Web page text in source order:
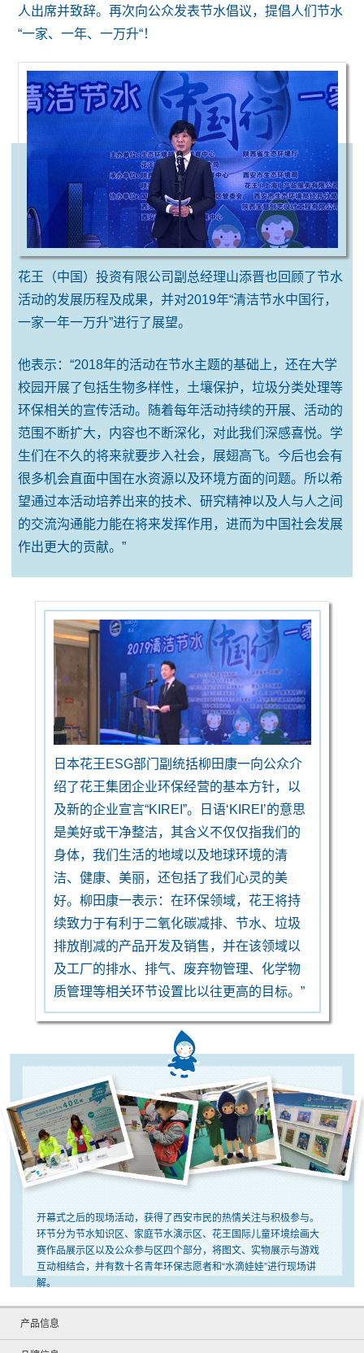
人出席并致辞。再次向公众发表节水倡议，提倡人们节水
“一家、一年、一万升“！
花王（中国）投资有限公司副总经理山添晋也回顾了节水
活动的发展历程及成果，并对2019年“清洁节水中国行，
一家一年一万升”进行了展望。
他表示：“2018年的活动在节水主题的基础上，还在大学
校园开展了包括生物多样性，土壤保护，垃圾分类处理等
环保相关的宣传活动。随着每年活动持续的开展、活动的
范围不断扩大，内容也不断深化，对此我们深感喜悦。学
生们在不久的将来就要步入社会，展翅高飞。今后也会有
很多机会直面中国在水资源以及环境方面的问题。所以希
望通过本活动培养出来的技术、研究精神以及人与人之间
的交流沟通能力能在将来发挥作用，进而为中国社会发展
作出更大的贡献。”
日本花王ESG部门副统括柳田康一向公众介
绍了花王集团企业环保经营的基本方针，以
及新的企业宣言“KIREI”。日语‘KIREI’的意思
是美好或干净整洁，其含义不仅仅指我们的
身体，我们生活的地域以及地球环境的清
洁、健康、美丽，还包括了我们心灵的美
好。柳田康一表示：在环保领域，花王将持
续致力于有利于二氧化碳减排、节水、垃圾
排放削减的产品开发及销售，并在该领域以
及工厂的排水、排气、废弃物管理、化学物
质管理等相关环节设置比以往更高的目标。”
开幕式之后的现场活动，获得了西安市民的热情关注与积极参与。
环节分为节水知识区、家庭节水演示区、花王国际儿童环境绘画大
赛作品展示区以及公众参与区四个部分，将图文、实物展示与游戏
互动相结合，并有数十名青年环保志愿者和“水滴娃娃”进行现场讲
解。
产品信息